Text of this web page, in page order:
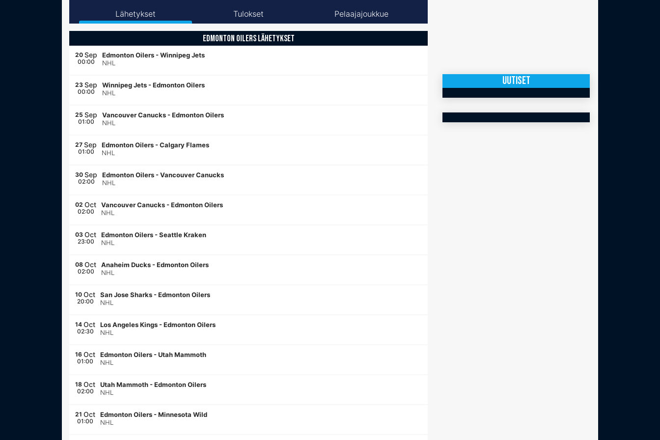
Lähetykset Tulokset Pelaajajoukkue
EDMONTON OILERS LÄHETYKSET
20 Sep
00:00
Edmonton Oilers -Winnipeg Jets
NHL
23 Sep
00:00
Winnipeg Jets -Edmonton Oilers
NHL
25 Sep
01:00
Vancouver Canucks -Edmonton Oilers
NHL
27 Sep
01:00
Edmonton Oilers -Calgary Flames
NHL
30 Sep
02:00
Edmonton Oilers -Vancouver Canucks
NHL
02 Oct
02:00
Vancouver Canucks -Edmonton Oilers
NHL
03 Oct
23:00
Edmonton Oilers -Seattle Kraken
NHL
08 Oct
02:00
Anaheim Ducks -Edmonton Oilers
NHL
10 Oct
20:00
San Jose Sharks -Edmonton Oilers
NHL
14 Oct
02:30
Los Angeles Kings -Edmonton Oilers
NHL
16 Oct
01:00
Edmonton Oilers -Utah Mammoth
NHL
18 Oct
02:00
Utah Mammoth -Edmonton Oilers
NHL
21 Oct
01:00
Edmonton Oilers -Minnesota Wild
NHL
UUTISET